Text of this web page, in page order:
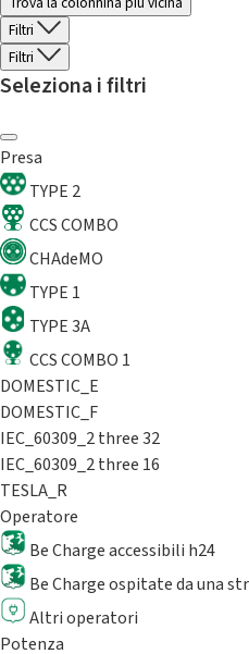
Filtri
Filtri
Seleziona i filtri
Presa
TYPE 2
CCS COMBO
CHAdeMO
TYPE 1
TYPE 3A
CCS COMBO 1
DOMESTIC_E
DOMESTIC_F
IEC_60309_2 three 32
IEC_60309_2 three 16
TESLA_R
Operatore
Be Charge accessibili h24
Be Charge ospitate da una
Altri operatori
Potenza